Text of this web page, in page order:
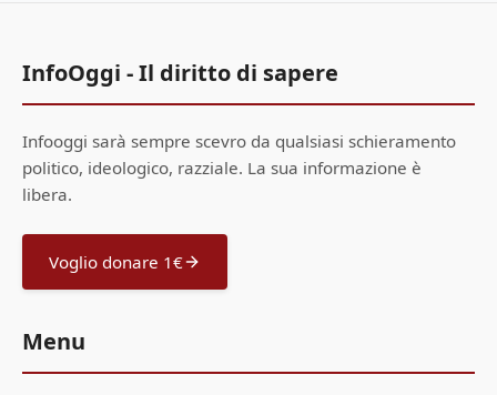
InfoOggi - Il diritto di sapere
Infooggi sarà sempre scevro da qualsiasi schieramento
politico, ideologico, razziale. La sua informazione è
libera.
Voglio donare 1€
Menu